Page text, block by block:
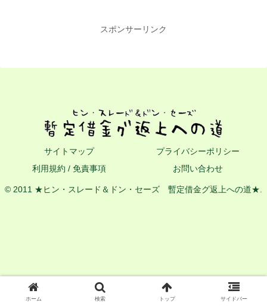
スポンサーリンク
サイトマップ
プライバシーポリシー
利用規約 / 免責事項
お問い合わせ
© 2011 ★ヒン・スレード＆ドン・セーズ 暫定借金グ返上への道★.
ホーム 検索 トップ サイドバー